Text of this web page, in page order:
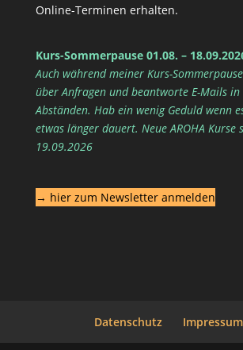
Online-Terminen erhalten.
Kurs-Sommerpause 01.08. –
Auch während meiner Kurs-
über Anfragen und beantworte E-Mails
Abständen. Hab ein wenig Geduld wenn
etwas länger dauert. Neue AROHA Kurse
19.09.2026
→ hier zum Newsletter anmelden
Datenschutz Impressum